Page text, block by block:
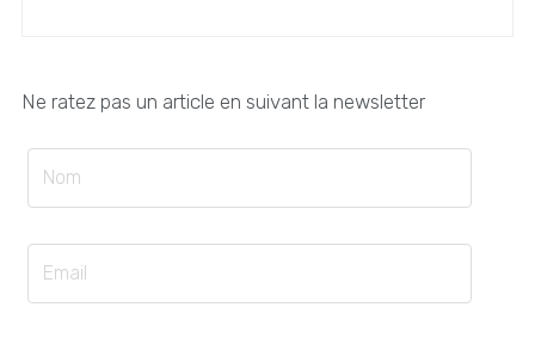
Ne ratez pas un article en suivant la newsletter